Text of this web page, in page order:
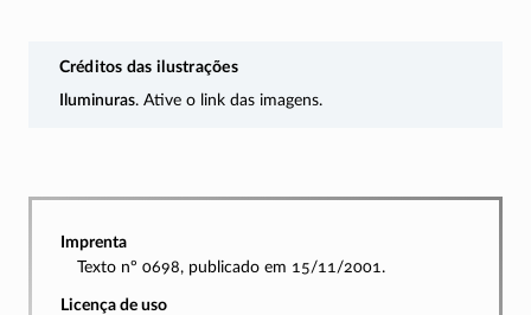
Créditos das ilustrações
Iluminuras. Ative o link das imagens.
Imprenta
Texto nº 0698, publicado em 15/11/2001.
Licença de uso